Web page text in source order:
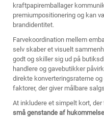
kraftpapiremballager
premiumpositionering og kan
brandidentitet.
Farvekoordination mellem
selv skaber et visuelt
godt og skiller sig ud på
handlere og gavebutikker
direkte konverteringsraterne
faktorer, der giver målbare
At inkludere et simpelt kort,
små genstande af